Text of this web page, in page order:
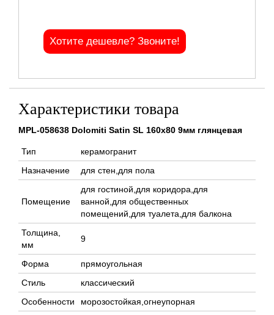
Хотите дешевле? Звоните!
Характеристики товара
MPL-058638 Dolomiti Satin SL 160x80 9мм глянцевая
Тип
керамогранит
Назначение
для стен,для пола
Помещение
для гостиной,для коридора,для
ванной,для общественных
помещений,для туалета,для балкона
Толщина,
мм
9
Форма
прямоугольная
Стиль
классический
Особенности
морозостойкая,огнеупорная